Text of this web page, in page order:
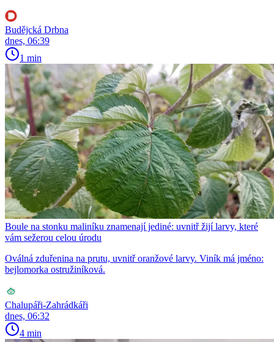
Budějcká Drbna
dnes, 06:39
1 min
Boule na stonku maliníku znamenají jediné: uvnitř žijí larvy, které
vám sežerou celou úrodu
Oválná zduřenina na prutu, uvnitř oranžové larvy. Viník má jméno:
bejlomorka ostružiníková.
Chalupáři-Zahrádkáři
dnes, 06:32
4 min